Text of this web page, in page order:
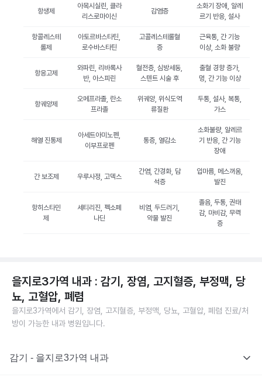
항생제
아목시실린, 클라
리스로마이신
감염증
소화기 장애, 알레
르기 반응, 설사
항콜레스테
롤제
아토르바스타틴,
로수바스타틴
고콜레스테롤혈
증
근육통, 간 기능
이상, 소화 불량
항응고제
와파린, 리바록사
반, 아스피린
혈전증, 심방세동,
스텐트 시술 후
출혈 경향 증가,
멍, 간 기능 이상
항궤양제
오메프라졸, 란소
프라졸
위궤양, 위식도역
류질환
두통, 설사, 복통,
가스
해열 진통제
아세트아미노펜,
이부프로펜
통증, 열감소
소화불량, 알레르
기 반응, 간 기능
장애
간 보조제 우루사정, 고덱스
간염, 간경화, 담
석증
입마름, 메스꺼움,
발진
항히스타민
제
세티리진, 펙소페
나딘
비염, 두드러기,
약물 발진
졸음, 두통, 권태
감, 마비감, 무력
증
을지로3가역 내과 : 감기, 장염, 고지혈증, 부정맥, 당
뇨, 고혈압, 폐렴
을지로3가역에서 감기, 장염, 고지혈증, 부정맥, 당뇨, 고혈압, 폐렴 진료/처
방이 가능한 내과 병원입니다.
감기 - 을지로3가역 내과